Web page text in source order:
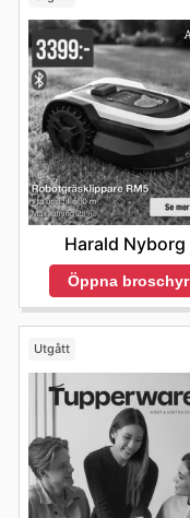
Harald Nyborg
Öppna broschyr
Utgått